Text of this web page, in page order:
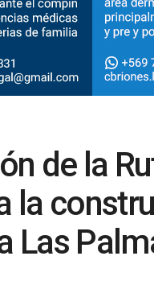
de la
la
Las